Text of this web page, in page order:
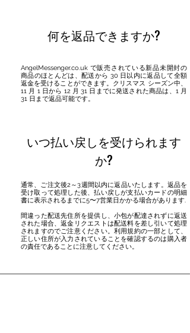
何を返品できますか?
AngelMessenger.co.uk で販売されている新品未開封の
商品のほとんどは、配送から 30 日以内に返品して全額
返金を受けることができます。クリスマス シーズン中、
11 月 1 日から 12 月 31 日までに発送された商品は、1 月
31 日まで返品可能です。
いつ払い戻しを受けられます
か?
通常、ご注文後2～3週間以内に返品いたします。返品を
受け取って処理した後、払い戻しが支払いカードの明細
書に表示されるまでに5〜7営業日かかる場合があります.
間違った配送先住所を提供し、小包が配達されずに返送
された場合、返金リクエストは配送料を差し引いて処理
されますのでご注意ください。利用規約の一部として、
正しい住所が入力されていることを確認するのは購入者
の責任であることに注意してください。